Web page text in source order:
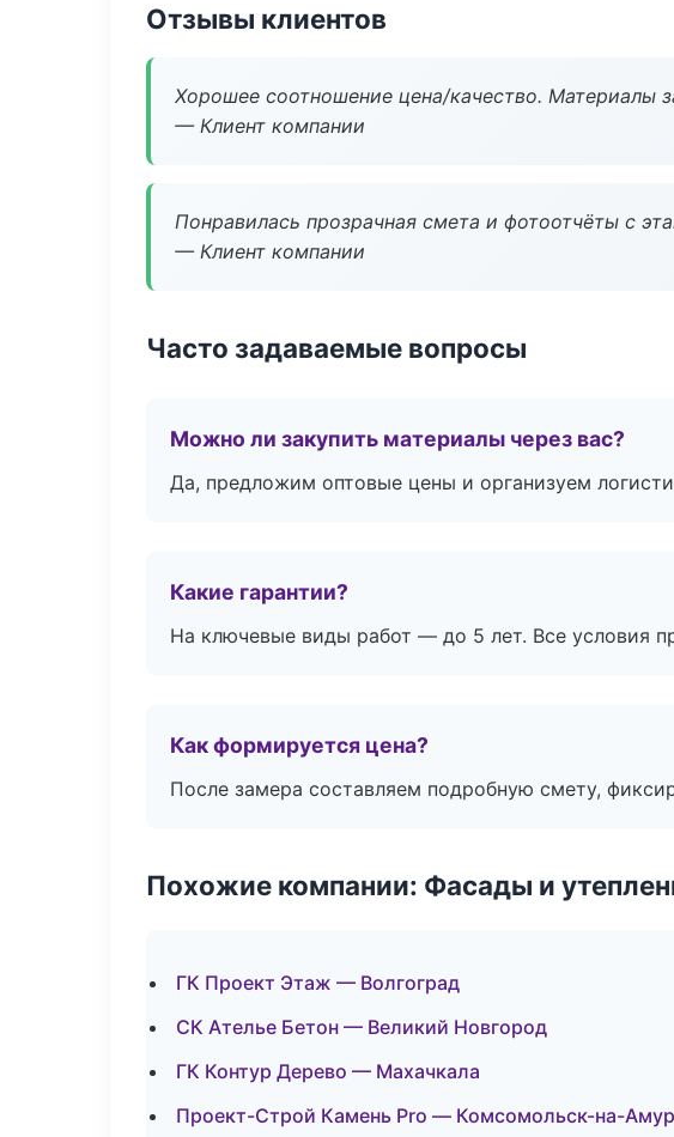
Отзывы клиентов
Хорошее соотношение цена/качество. Материалы
— Клиент компании
Понравилась прозрачная смета и фотоотчёты с
— Клиент компании
Часто задаваемые вопросы
Можно ли закупить материалы через вас?
Да, предложим оптовые цены и организуем
Какие гарантии?
На ключевые виды работ — до 5 лет. Все условия
Как формируется цена?
После замера составляем подробную смету,
Похожие компании: Фасады и
ГК Проект Этаж — Волгоград
СК Ателье Бетон — Великий Новгород
ГК Контур Дерево — Махачкала
Проект-Строй Камень Pro — Комсомольск-на-